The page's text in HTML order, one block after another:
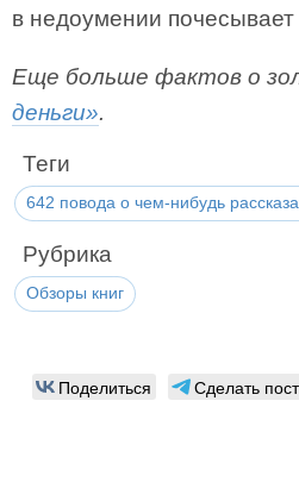
в недоумении почесывает
Еще больше фактов о
деньги».
Теги
642 повода о чем-нибудь
Рубрика
Обзоры книг
Поделиться Сделать пост